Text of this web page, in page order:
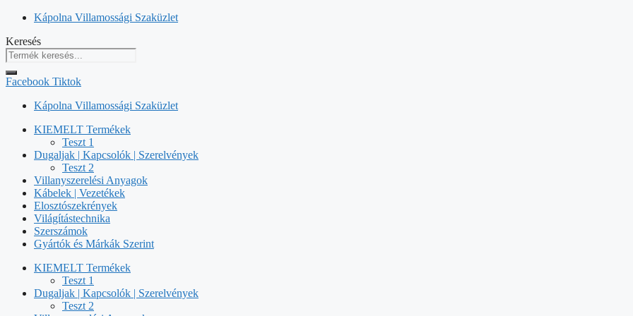
Kilépés
tartalomba
Kápolna Villamossági Szaküzlet
Keresés
Facebook Tiktok
Kápolna Villamossági Szaküzlet
KIEMELT Termékek
Teszt 1
Dugaljak | Kapcsolók | Szerelvények
Teszt 2
Villanyszerelési Anyagok
Kábelek | Vezetékek
Elosztószekrények
Világítástechnika
Szerszámok
Gyártók és Márkák Szerint
KIEMELT Termékek
Teszt 1
Dugaljak | Kapcsolók | Szerelvények
Teszt 2